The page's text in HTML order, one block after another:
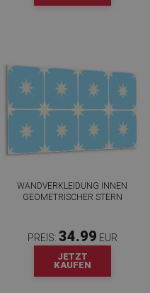
WANDVERKLEIDUNG INNEN
GEOMETRISCHER STERN
PREIS: 34.99 EUR
JETZT
KAUFEN